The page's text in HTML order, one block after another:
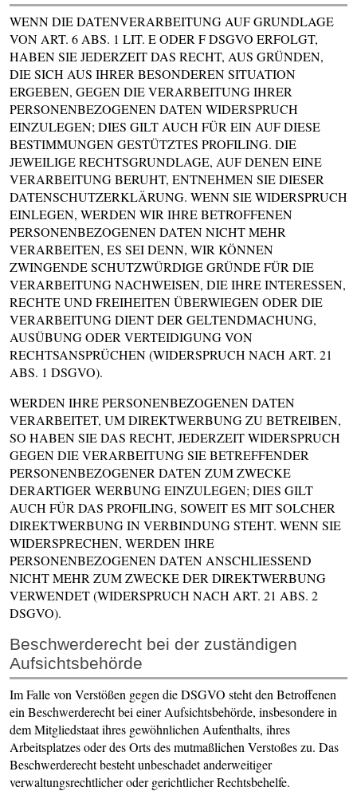
WENN DIE DATENVERARBEITUNG AUF GRUNDLAGE
VON ART. 6 ABS. 1 LIT. E ODER F DSGVO ERFOLGT,
HABEN SIE JEDERZEIT DAS RECHT, AUS GRÜNDEN,
DIE SICH AUS IHRER BESONDEREN SITUATION
ERGEBEN, GEGEN DIE VERARBEITUNG IHRER
PERSONENBEZOGENEN DATEN WIDERSPRUCH
EINZULEGEN; DIES GILT AUCH FÜR EIN AUF DIESE
BESTIMMUNGEN GESTÜTZTES PROFILING. DIE
JEWEILIGE RECHTSGRUNDLAGE, AUF DENEN EINE
VERARBEITUNG BERUHT, ENTNEHMEN SIE DIESER
DATENSCHUTZERKLÄRUNG. WENN SIE WIDERSPRUCH
EINLEGEN, WERDEN WIR IHRE BETROFFENEN
PERSONENBEZOGENEN DATEN NICHT MEHR
VERARBEITEN, ES SEI DENN, WIR KÖNNEN
ZWINGENDE SCHUTZWÜRDIGE GRÜNDE FÜR DIE
VERARBEITUNG NACHWEISEN, DIE IHRE INTERESSEN,
RECHTE UND FREIHEITEN ÜBERWIEGEN ODER DIE
VERARBEITUNG DIENT DER GELTENDMACHUNG,
AUSÜBUNG ODER VERTEIDIGUNG VON
RECHTSANSPRÜCHEN (WIDERSPRUCH NACH ART. 21
ABS. 1 DSGVO).
WERDEN IHRE PERSONENBEZOGENEN DATEN
VERARBEITET, UM DIREKTWERBUNG ZU BETREIBEN,
SO HABEN SIE DAS RECHT, JEDERZEIT WIDERSPRUCH
GEGEN DIE VERARBEITUNG SIE BETREFFENDER
PERSONENBEZOGENER DATEN ZUM ZWECKE
DERARTIGER WERBUNG EINZULEGEN; DIES GILT
AUCH FÜR DAS PROFILING, SOWEIT ES MIT SOLCHER
DIREKTWERBUNG IN VERBINDUNG STEHT. WENN SIE
WIDERSPRECHEN, WERDEN IHRE
PERSONENBEZOGENEN DATEN ANSCHLIESSEND
NICHT MEHR ZUM ZWECKE DER DIREKTWERBUNG
VERWENDET (WIDERSPRUCH NACH ART. 21 ABS. 2
DSGVO).
Beschwerde­recht bei der zuständigen
Aufsichts­behörde
Im Falle von Verstößen gegen die DSGVO steht den Betroffenen
ein Beschwerderecht bei einer Aufsichtsbehörde, insbesondere in
dem Mitgliedstaat ihres gewöhnlichen Aufenthalts, ihres
Arbeitsplatzes oder des Orts des mutmaßlichen Verstoßes zu. Das
Beschwerderecht besteht unbeschadet anderweitiger
verwaltungsrechtlicher oder gerichtlicher Rechtsbehelfe.